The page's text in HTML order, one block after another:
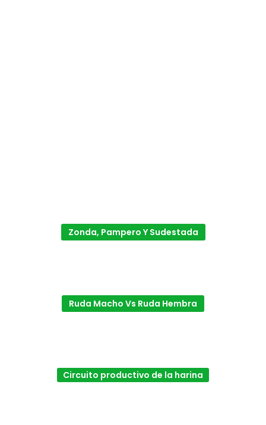
Zonda, Pampero Y Sudestada
Ruda Macho Vs Ruda Hembra
Circuito productivo de la harina